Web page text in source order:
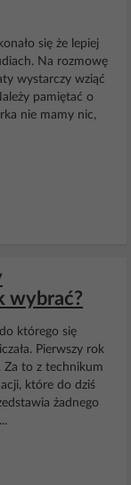
się że lepiej
Na rozmowę
wystarczy wziąć
pamiętać o
nie mamy nic,
wybrać?
którego się
Pierwszy rok
Za to z technikum
które do dziś
żadnego